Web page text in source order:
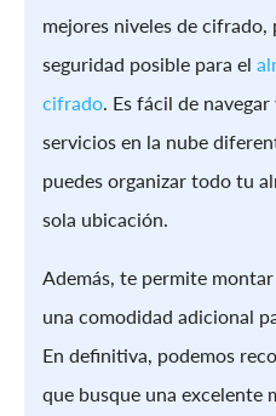
mejores niveles de
seguridad posible para el
cifrado. Es fácil de
servicios en la nube
puedes organizar todo tu
sola ubicación.
Además, te permite
una comodidad adicional
En definitiva, podemos
que busque una excelente